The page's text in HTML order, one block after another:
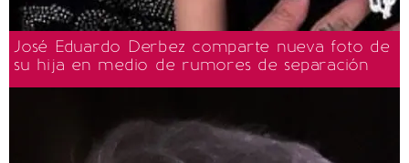
José Eduardo Derbez comparte nueva foto de
su hija en medio de rumores de separación